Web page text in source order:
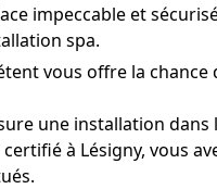
impeccable et
spa.
vous offre la
une installation
à Lésigny, vous